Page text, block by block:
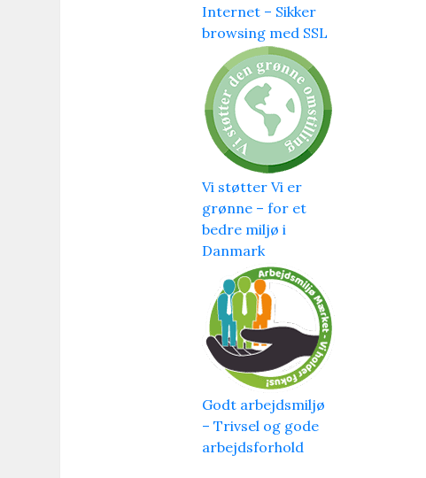
Internet – Sikker
browsing med SSL
Vi støtter Vi er
grønne – for et
bedre miljø i
Danmark
Godt arbejdsmiljø
– Trivsel og gode
arbejdsforhold